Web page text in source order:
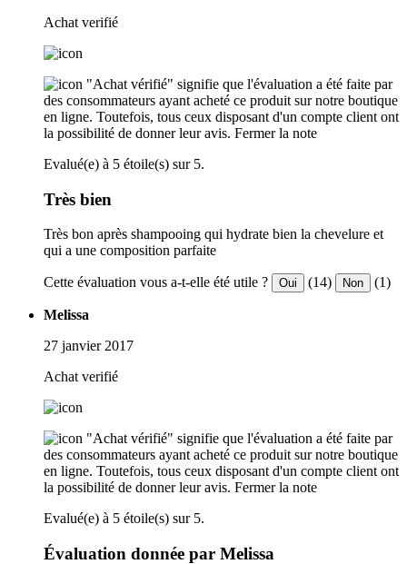
Achat verifié
"Achat vérifié" signifie que l'évaluation a été faite par
des consommateurs ayant acheté ce produit sur notre boutique
en ligne. Toutefois, tous ceux disposant d'un compte client ont
la possibilité de donner leur avis. Fermer la note
Evalué(e) à 5 étoile(s) sur 5.
Très bien
Très bon après shampooing qui hydrate bien la chevelure et
qui a une composition parfaite
Cette évaluation vous a-t-elle été utile ? Oui (14) Non (1)
Melissa
27 janvier 2017
Achat verifié
"Achat vérifié" signifie que l'évaluation a été faite par
des consommateurs ayant acheté ce produit sur notre boutique
en ligne. Toutefois, tous ceux disposant d'un compte client ont
la possibilité de donner leur avis. Fermer la note
Evalué(e) à 5 étoile(s) sur 5.
Évaluation donnée par Melissa